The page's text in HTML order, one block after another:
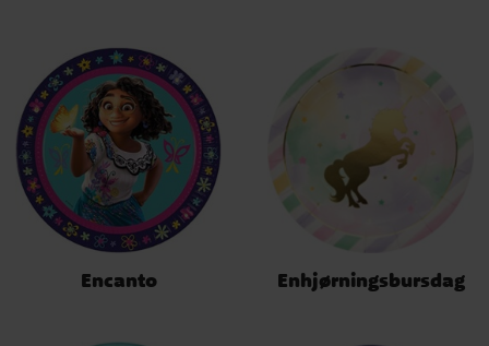
Encanto Enhjørningsbursdag